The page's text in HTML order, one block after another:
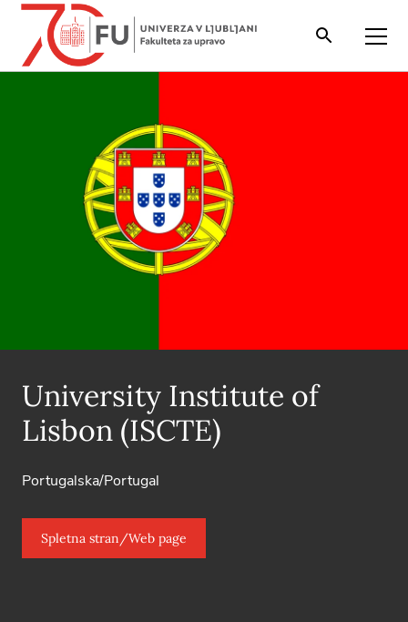
Iskalnik Odpri
University Institute of
Lisbon (ISCTE)
Portugalska/Portugal
Spletna stran/Web page